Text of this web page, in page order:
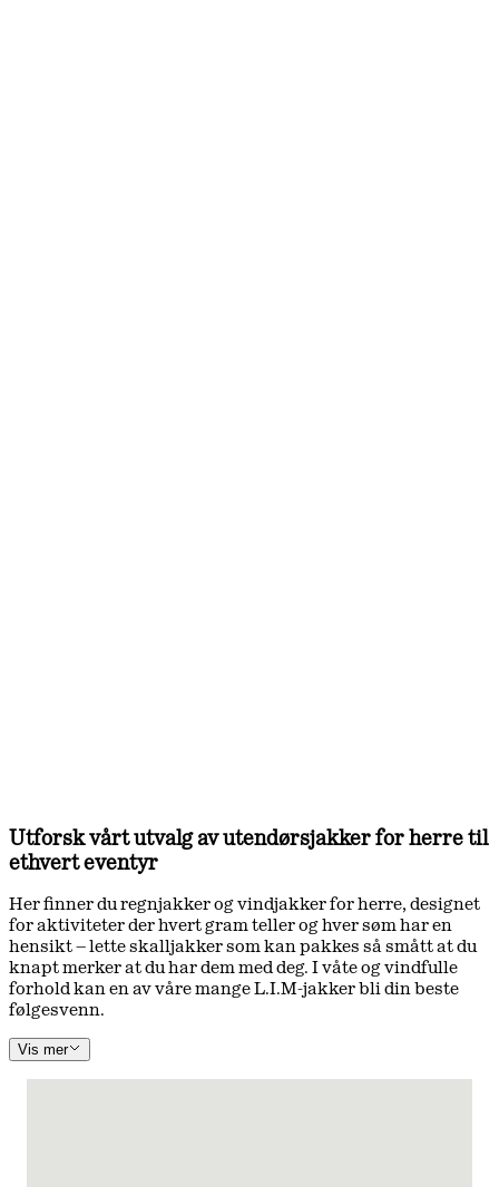
Utforsk vårt utvalg av utendørsjakker for herre til
ethvert eventyr
Her finner du regnjakker og vindjakker for herre, designet
for aktiviteter der hvert gram teller og hver søm har en
hensikt – lette skalljakker som kan pakkes så smått at du
knapt merker at du har dem med deg. I våte og vindfulle
forhold kan en av våre mange L.I.M-jakker bli din beste
følgesvenn.
Vis mer